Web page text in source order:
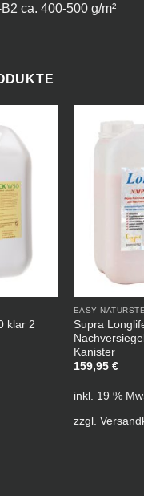
ca. 400-500 g/m²
klar 2
EASY
Supra
Kanister
159,95 €
inkl. 19 %
zzgl.